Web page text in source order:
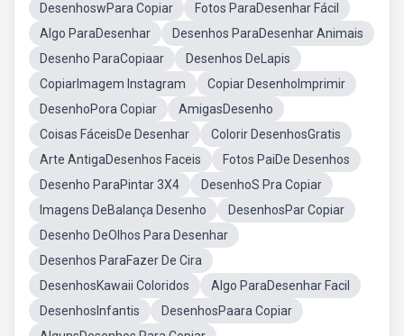
DesenhoswPara Copiar
Fotos ParaDesenhar Fácil
Algo ParaDesenhar
Desenhos ParaDesenhar Animais
Desenho ParaCopiaar
Desenhos DeLapis
CopiarImagem Instagram
Copiar DesenhoImprimir
DesenhoPora Copiar
AmigasDesenho
Coisas FáceisDe Desenhar
Colorir DesenhosGratis
Arte AntigaDesenhos Faceis
Fotos PaiDe Desenhos
Desenho ParaPintar 3X4
DesenhoS Pra Copiar
Imagens DeBalança Desenho
DesenhosPar Copiar
Desenho DeOlhos Para Desenhar
Desenhos ParaFazer De Cira
DesenhosKawaii Coloridos
Algo ParaDesenhar Facil
DesenhosInfantis
DesenhosPaara Copiar